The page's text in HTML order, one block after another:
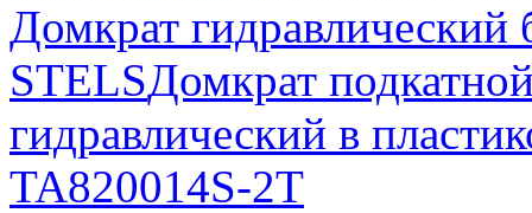
Домкрат
STELSДомкрат
гидравлический в
TA820014S-2T